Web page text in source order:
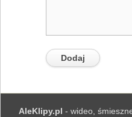
AleKlipy.pl - wideo,